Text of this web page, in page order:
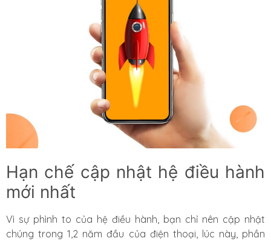
Hạn chế cập nhật hệ điều hành
mới nhất
Vì sự phình to của hệ điều hành, bạn chỉ nên cập nhật
chúng trong 1,2 năm đầu của điện thoại, lúc này, phần